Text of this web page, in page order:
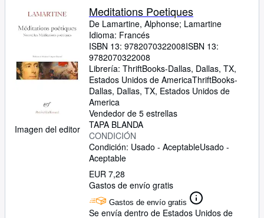
Imagen del editor
Meditations Poetiques
De Lamartine, Alphonse; Lamartine
Idioma: Francés
ISBN 13: 9782070322008ISBN 13:
9782070322008
Librería: ThriftBooks-Dallas, Dallas, TX,
Estados Unidos de AmericaThriftBooks-
Dallas, Dallas, TX, Estados Unidos de
America
Vendedor de 5 estrellas
TAPA BLANDA
CONDICIÓN
Condición: Usado - AceptableUsado -
Aceptable
EUR 7,28
Gastos de envío gratis
Gastos de envío gratis
Se envía dentro de Estados Unidos de